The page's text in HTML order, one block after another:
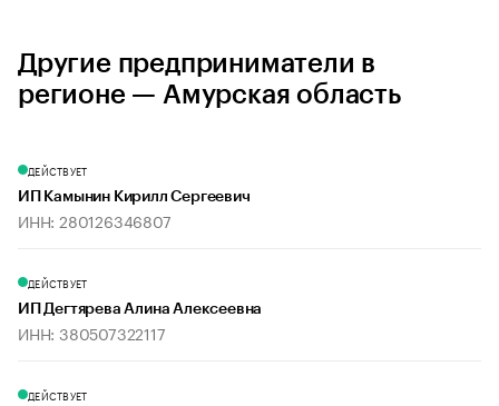
Другие предприниматели в
регионе — Амурская область
ДЕЙСТВУЕТ
ИП Камынин Кирилл Сергеевич
ИНН: 280126346807
ДЕЙСТВУЕТ
ИП Дегтярева Алина Алексеевна
ИНН: 380507322117
ДЕЙСТВУЕТ